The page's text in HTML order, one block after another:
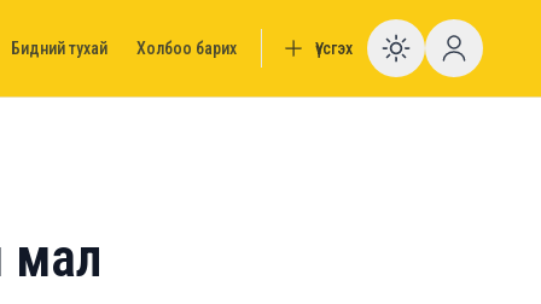
Бидний тухай Холбоо барих Үүсгэх Enable
мал